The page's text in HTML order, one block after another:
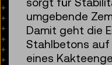
umgebende
Damit geht die
Stahlbetons auf
eines